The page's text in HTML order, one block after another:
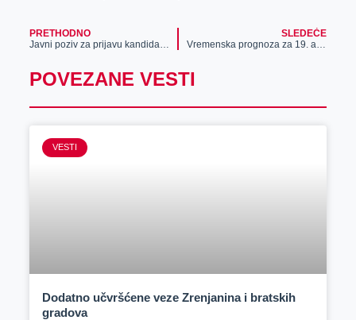
PRETHODNO
SLEDEĆE
POVEZANE VESTI
VESTI
Dodatno učvršćene veze Zrenjanina i bratskih
gradova